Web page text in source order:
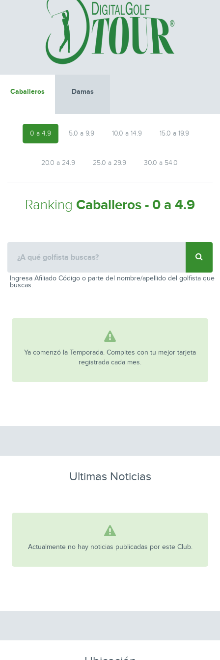
Caballeros Damas
0 a 4.9 5.0 a 9.9 10.0 a 14.9 15.0 a 19.9
20.0 a 24.9 25.0 a 29.9 30.0 a 54.0
Ranking Caballeros - 0 a 4.9
Ingresa Afiliado Código o parte del nombre/apellido del golfista que
buscas.
Ya comenzó la Temporada. Compites con tu mejor tarjeta
registrada cada mes.
Ultimas Noticias
Actualmente no hay noticias publicadas por este Club.